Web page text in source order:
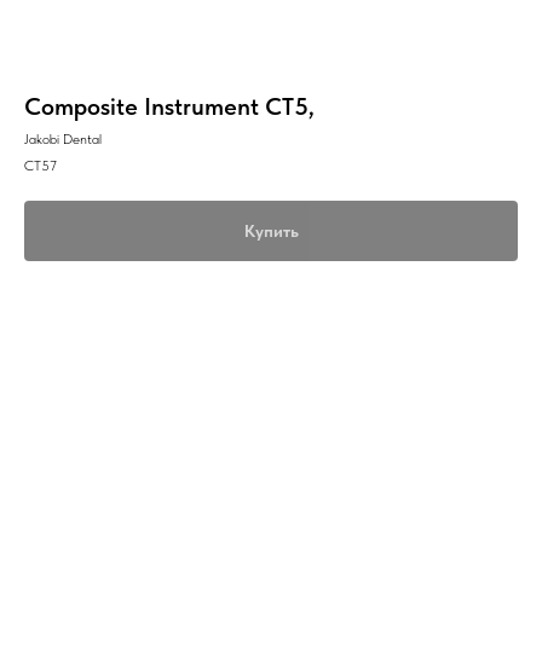
Composite Instrument CT5,
Jakobi Dental
CT57
Купить